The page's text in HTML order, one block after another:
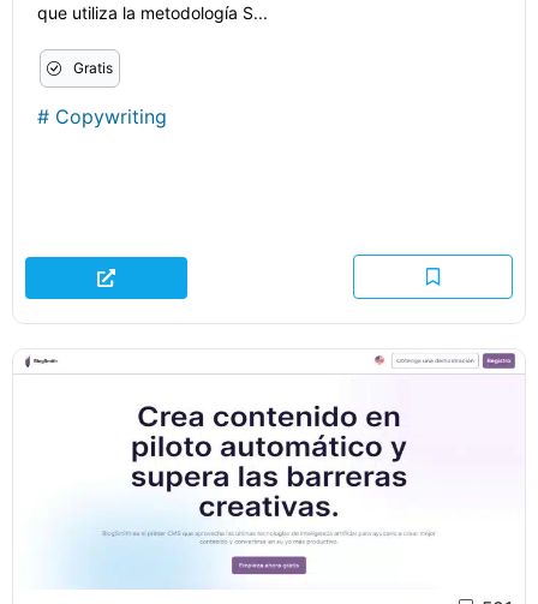
que utiliza la metodología S...
Gratis
# Copywriting